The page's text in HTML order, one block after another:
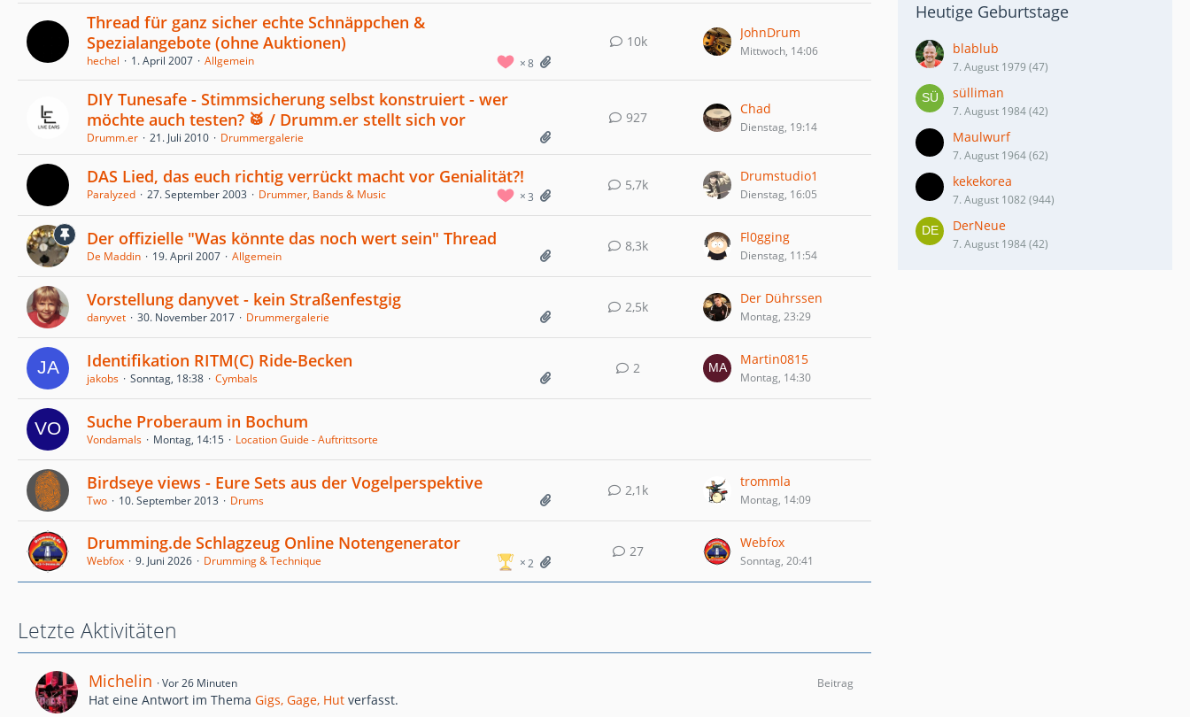
Thread für ganz sicher echte Schnäppchen &
Spezialangebote (ohne Auktionen)
8
hechel 1. April 2007 Allgemein
10k
JohnDrum
Mittwoch, 14:06
DIY Tunesafe - Stimmsicherung selbst konstruiert - wer
möchte auch testen? 🥁 / Drumm.er stellt sich vor
Drumm.er 21. Juli 2010 Drummergalerie
927
Chad
Dienstag, 19:14
DAS Lied, das euch richtig verrückt macht vor Genialität?!
3
Paralyzed 27. September 2003 Drummer, Bands & Music
5,7k
Drumstudio1
Dienstag, 16:05
Der offizielle "Was könnte das noch wert sein" Thread
De Maddin 19. April 2007 Allgemein
8,3k
Fl0gging
Dienstag, 11:54
Vorstellung danyvet - kein Straßenfestgig
danyvet 30. November 2017 Drummergalerie
2,5k
Der Dührssen
Montag, 23:29
Identifikation RITM(C) Ride-Becken
jakobs Sonntag, 18:38 Cymbals
2
Martin0815
Montag, 14:30
Suche Proberaum in Bochum
Vondamals Montag, 14:15 Location Guide - Auftrittsorte
Birdseye views - Eure Sets aus der Vogelperspektive
Two 10. September 2013 Drums
2,1k
trommla
Montag, 14:09
Drumming.de Schlagzeug Online Notengenerator
2
Webfox 9. Juni 2026 Drumming & Technique
27
Webfox
Sonntag, 20:41
Letzte Aktivitäten
Michelin Vor 26 Minuten
Hat eine Antwort im Thema Gigs, Gage, Hut verfasst.
Beitrag
Heutige Geburtstage
blablub
7. August 1979 (47)
sülliman
7. August 1984 (42)
Maulwurf
7. August 1964 (62)
kekekorea
7. August 1082 (944)
DerNeue
7. August 1984 (42)